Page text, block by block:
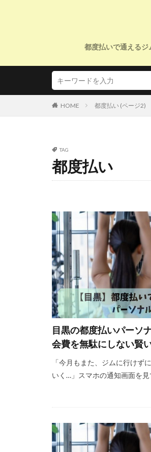
都度払いで通えるジ
HOME 都度払い (ページ2)
TAG
都度払い
目黒の都度払いパーソ
会費を無駄にしない賢
「今月もまた、ジムに行けず
いく…」スマホの通知画面を